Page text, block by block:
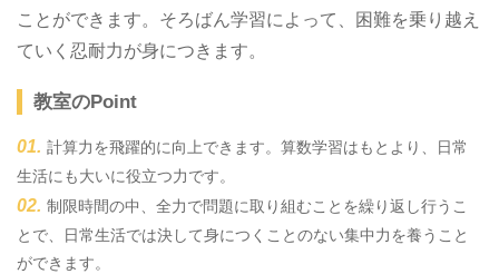
ことができます。そろばん学習によって、困難を乗り越え
ていく忍耐力が身につきます。
教室のPoint
計算力を飛躍的に向上できます。算数学習はもとより、日常
生活にも大いに役立つ力です。
制限時間の中、全力で問題に取り組むことを繰り返し行うこ
とで、日常生活では決して身につくことのない集中力を養うこと
ができます。